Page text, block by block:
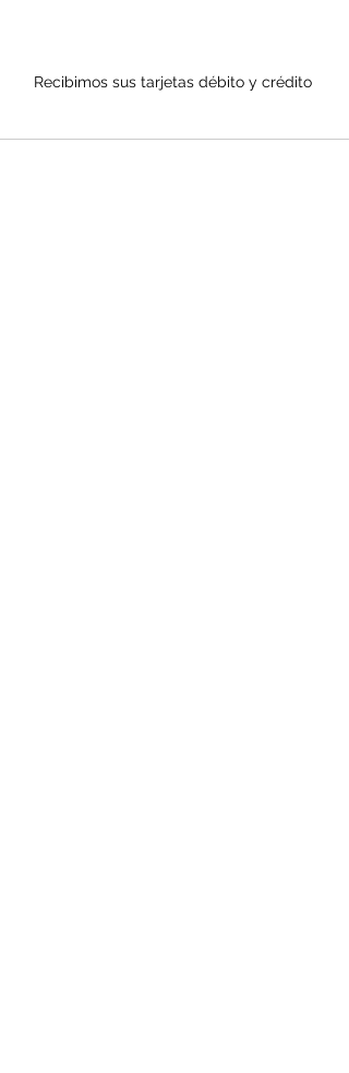
Recibimos sus tarjetas débito y crédito